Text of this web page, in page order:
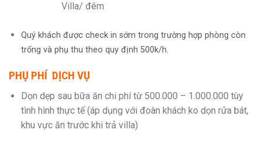
Villa/ đêm
Quý khách được check in sớm trong trường hợp phòng còn
trống và phụ thu theo quy định 500k/h.
PHỤ PHÍ DỊCH VỤ
Dọn dẹp sau bữa ăn chi phí từ 500.000 – 1.000.000 tùy
tình hình thực tế (áp dụng với đoàn khách ko dọn rửa bát,
khu vực ăn trước khi trả villa)